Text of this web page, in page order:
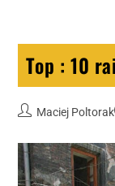
Top : 10
Maciej Poltorak